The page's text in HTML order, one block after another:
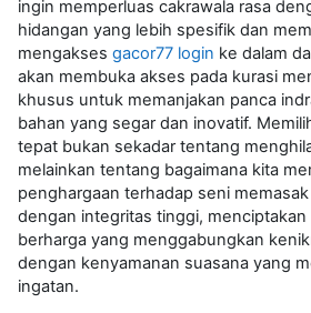
ingin memperluas cakrawala rasa
hidangan yang lebih spesifik dan
mengakses gacor77 login ke dalam
akan membuka akses pada kurasi
khusus untuk memanjakan panca
bahan yang segar dan inovatif.
tepat bukan sekadar tentang
melainkan tentang bagaimana kita
penghargaan terhadap seni
dengan integritas tinggi,
berharga yang menggabungkan
dengan kenyamanan suasana yang
ingatan.